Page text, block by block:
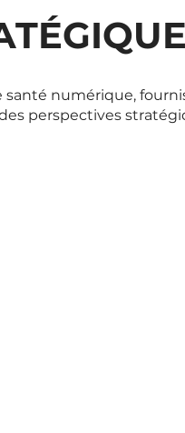
santé numérique,
perspectives